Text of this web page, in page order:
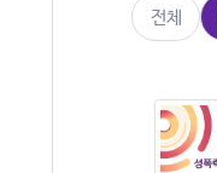
정관·규정
비전선언문
전체